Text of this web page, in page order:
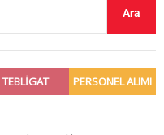
Ara